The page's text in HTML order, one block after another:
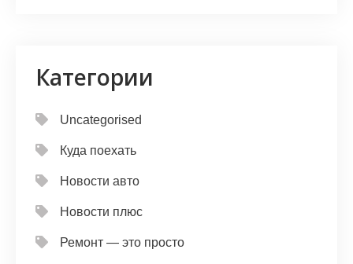
Категории
Uncategorised
Куда поехать
Новости авто
Новости плюс
Ремонт — это просто